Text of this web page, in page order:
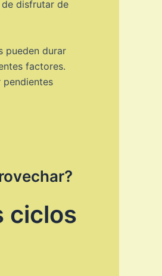
disfrutar de
pueden durar
factores.
ciclos